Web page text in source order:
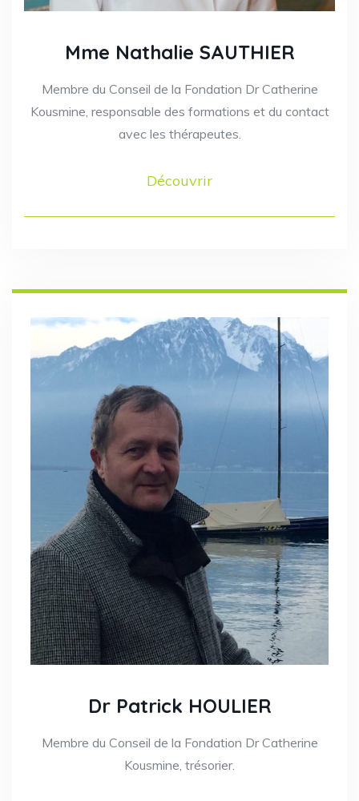
Mme Nathalie SAUTHIER
Membre du Conseil de la Fondation Dr Catherine
Kousmine, responsable des formations et du contact
avec les thérapeutes.
Découvrir
Dr Patrick HOULIER
Membre du Conseil de la Fondation Dr Catherine
Kousmine, trésorier.